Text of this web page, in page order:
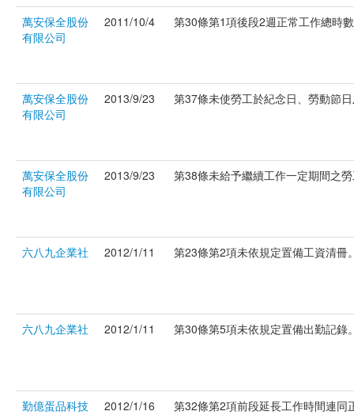
萬安保全股份
有限公司
2011/10/4 第30條第1項後段2週正常工作總時
萬安保全股份
有限公司
2013/9/23 第37條未使勞工於紀念日、勞動節
萬安保全股份
有限公司
2013/9/23 第38條未給予繼續工作一定期間之
六八九企業社 2012/1/11 第23條第2項未依規定置備工資清
六八九企業社 2012/1/11 第30條第5項未依規定置備出勤記
勤億蛋品科技
2012/1/16 第32條第2項前段延長工作時間連